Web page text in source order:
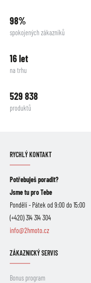
98%
spokojených zákazníků
16 let
na trhu
529 838
produktů
RYCHLÝ KONTAKT
Potřebuješ poradit?
Jsme tu pro Tebe
Pondělí - Pátek od 9:00 do 15:00
(+420) 314 314 304
info@2hmoto.cz
ZÁKAZNICKÝ SERVIS
Bonus program